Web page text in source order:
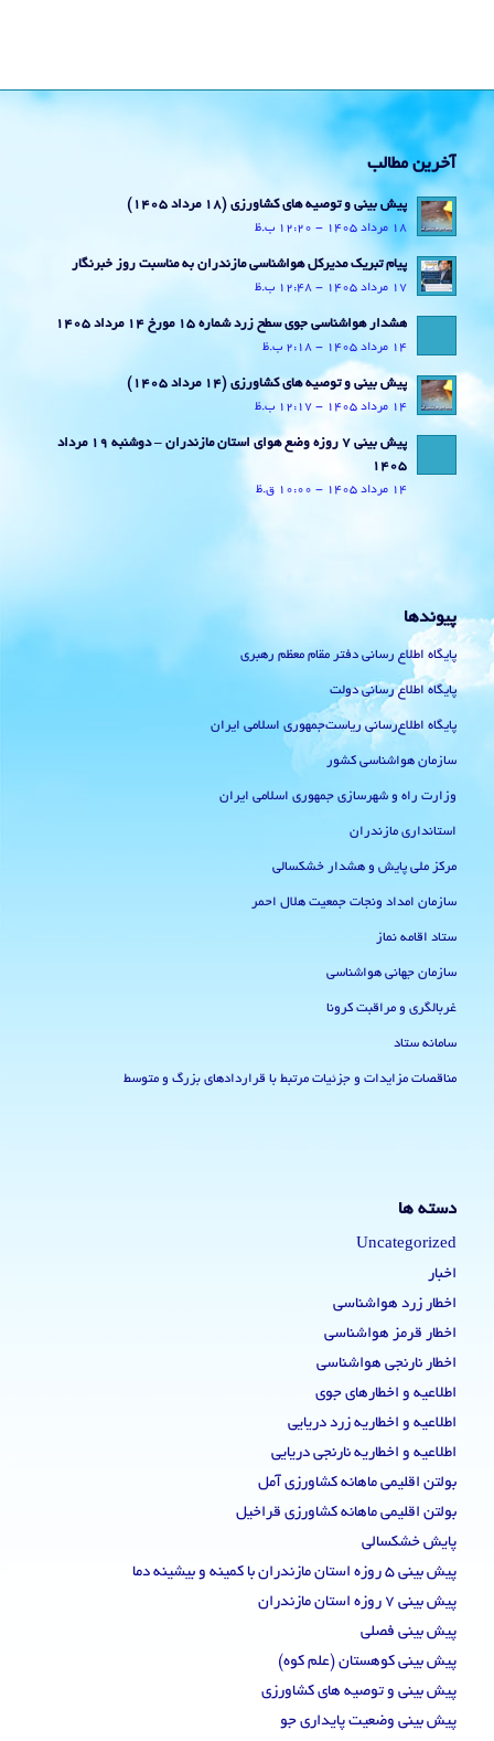
آخرین مطالب
پیش بینی و توصیه های کشاورزی (18 مرداد ۱۴۰۵)
18 مرداد 1405 - 12:20 ب.ظ
پیام تبریک مدیرکل هواشناسی مازندران به مناسبت روز خبرنگار
17 مرداد 1405 - 12:48 ب.ظ
هشدار هواشناسی جوی سطح زرد شماره 15 مورخ 14 مرداد 1405
14 مرداد 1405 - 2:18 ب.ظ
پیش بینی و توصیه های کشاورزی (14 مرداد ۱۴۰۵)
14 مرداد 1405 - 12:17 ب.ظ
پیش بینی 7 روزه وضع هوای استان مازندران – دوشنبه 19 مرداد
1405
14 مرداد 1405 - 10:00 ق.ظ
پیوندها
پایگاه اطلاع رسانی دفتر مقام معظم رهبری
پایگاه اطلاع رسانی دولت
پایگاه اطلاع‌رسانی ریاست‌جمهوری اسلامی ایران
سازمان هواشناسی کشور
وزارت راه و شهرسازی جمهوری اسلامی ایران
استانداری مازندران
مرکز ملی پایش و هشدار خشکسالی
سازمان امداد ونجات جمعیت هلال احمر
ستاد اقامه نماز
سازمان جهانی هواشناسی
غربالگری و مراقبت کرونا
سامانه ستاد
مناقصات مزایدات و جزئیات مرتبط با قراردادهای بزرگ و متوسط
دسته ها
Uncategorized
اخبار
اخطار زرد هواشناسی
اخطار قرمز هواشناسی
اخطار نارنجی هواشناسی
اطلاعیه و اخطارهای جوی
اطلاعیه و اخطاریه زرد دریایی
اطلاعیه و اخطاریه نارنجی دریایی
بولتن اقلیمی ماهانه کشاورزی آمل
بولتن اقلیمی ماهانه کشاورزی قراخیل
پایش خشکسالی
پیش بینی 5 روزه استان مازندران با کمینه و بیشینه دما
پیش بینی 7 روزه استان مازندران
پیش بینی فصلی
پیش بینی کوهستان (علم کوه)
پیش بینی و توصیه های کشاورزی
پیش بینی وضعیت پایداری جو